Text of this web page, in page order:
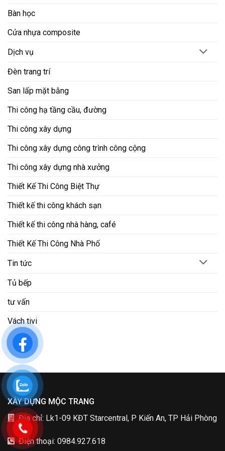
Bàn học
Cửa nhựa composite
Dịch vụ
Đèn trang trí
San lấp mặt bằng
Thi công hạ tầng cầu, đường
Thi công xây dựng
Thi công xây dựng công trình công cộng
Thi công xây dựng nhà xưởng
Thiết Kế Thi Công Biệt Thự
Thiết kế thi công khách sạn
Thiết kế thi công nhà hàng, café
Thiết Kế Thi Công Nhà Phố
Tin tức
Tủ bếp
tư vấn
Vách tivi
XÂY DỰNG MỘC TRANG
Địa chỉ: Lk1-09 KĐT Starcentral, P Kiến An, TP Hải Phòng
Điện thoại: 0984.927.618